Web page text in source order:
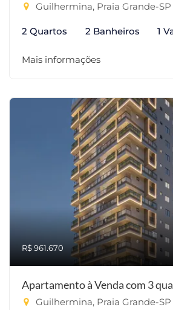
Guilhermina, Praia Grande-SP
2 Quartos 2 Banheiros 1
Mais informações
R$ 961.670
Apartamento à Venda com 3
Guilhermina, Praia Grande-SP